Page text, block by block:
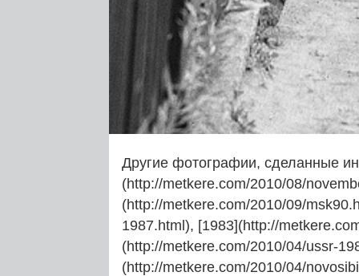
Другие фотографии, сделанные
(http://metkere.com/2010/08/
(http://metkere.com/2010/09/
1987.html), [1983](http://
(http://metkere.com/2010/04/ussr-
(http://metkere.com/2010/04/